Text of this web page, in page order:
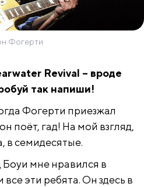
Фогерти
Revival – вроде
так напиши!
Фогерти приезжал
поёт, гад! На мой взгляд,
в семидесятые.
мне нравился в
эти ребята. Он здесь в